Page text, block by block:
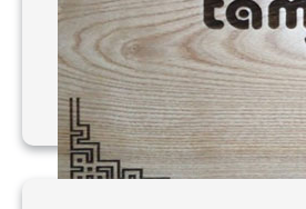
lượng tại TPHCM